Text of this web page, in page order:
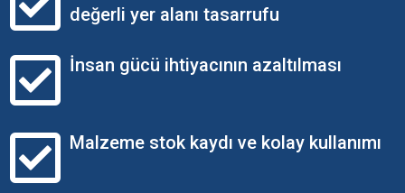
değerli yer alanı tasarrufu
İnsan gücü ihtiyacının azaltılması
Malzeme stok kaydı ve kolay kullanımı